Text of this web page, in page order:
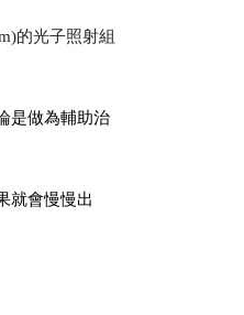
的光子照射組
是做為輔助治
就會慢慢出